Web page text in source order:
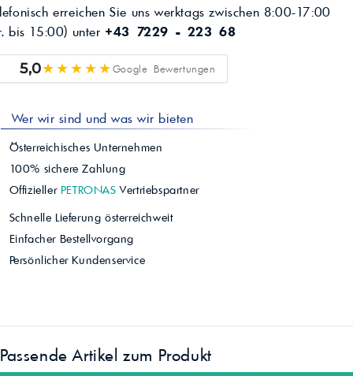
erreichen Sie uns werktags zwischen 8:00-17:00
bis 15:00) unter +43 7229 - 223 68
5,0★★★★★Google Bewertungen
Wer wir sind und was wir bieten
Österreichisches Unternehmen
100% sichere Zahlung
Offizieller PETRONAS Vertriebspartner
Schnelle Lieferung österreichweit
Einfacher Bestellvorgang
Persönlicher Kundenservice
Passende Artikel zum Produkt